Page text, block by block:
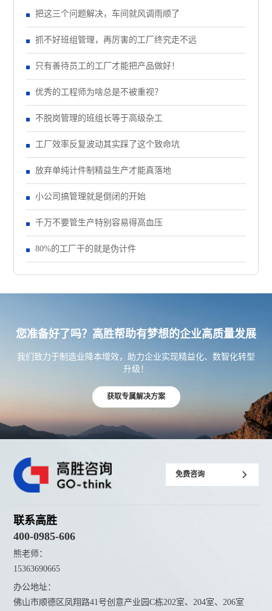
把这三个问题解决，车间就风调雨顺了
抓不好班组管理，再厉害的工厂终究走不远
只有善待员工的工厂才能把产品做好！
优秀的工程师为啥总是不被重视？
不脱岗管理的班组长等于高级杂工
工厂效率反复波动其实踩了这个致命坑
放弃单纯计件制精益生产才能真落地
小公司搞管理就是倒闭的开始
千万不要管生产特别容易得高血压
80%的工厂干的就是伪计件
您准备好了吗？高胜帮助有梦想的企业高质量发展
我们致力于制造业降本增效，助力企业实现精益化、数智化转型
升级！
获取专属解决方案
免费咨询
联系高胜
400-0985-606
熊老师：
15363690665
办公地址：
佛山市顺德区凤翔路41号创意产业园C栋202室、204室、206室